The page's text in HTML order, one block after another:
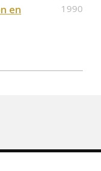
en
1990